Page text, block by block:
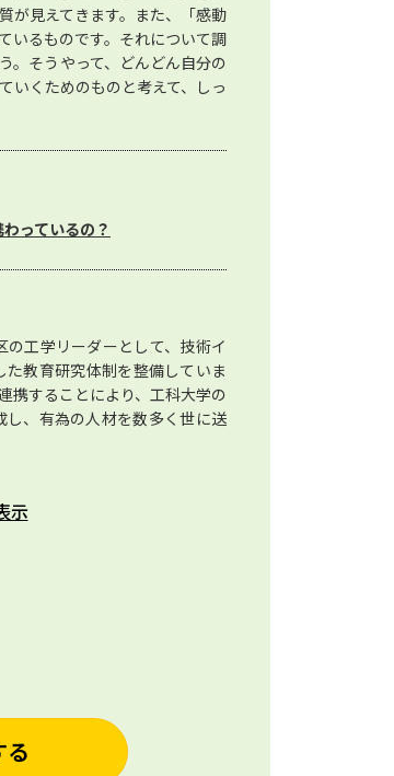
が見えてきます。また、「感動
いるものです。それについて調
。そうやって、どんどん自分の
いくためのものと考えて、しっ
っているの？
工学リーダーとして、技術イ
教育研究体制を整備していま
携することにより、工科大学の
、有為の人材を数多く世に送
示
る